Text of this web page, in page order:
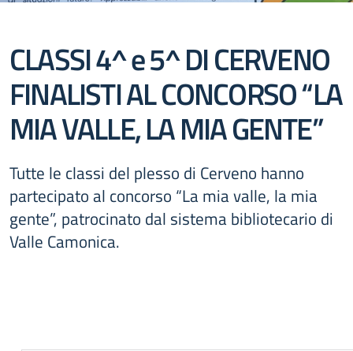
CLASSI 4^ e 5^ DI CERVENO
FINALISTI AL CONCORSO “LA
MIA VALLE, LA MIA GENTE”
Tutte le classi del plesso di Cerveno hanno
partecipato al concorso “La mia valle, la mia
gente”, patrocinato dal sistema bibliotecario di
Valle Camonica.